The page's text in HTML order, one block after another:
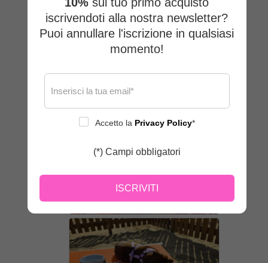
iscrivendoti alla nostra newsletter?
Puoi annullare l'iscrizione in qualsiasi
momento!
Accetto la Privacy Policy*
(*) Campi obbligatori
ISCRIVITI